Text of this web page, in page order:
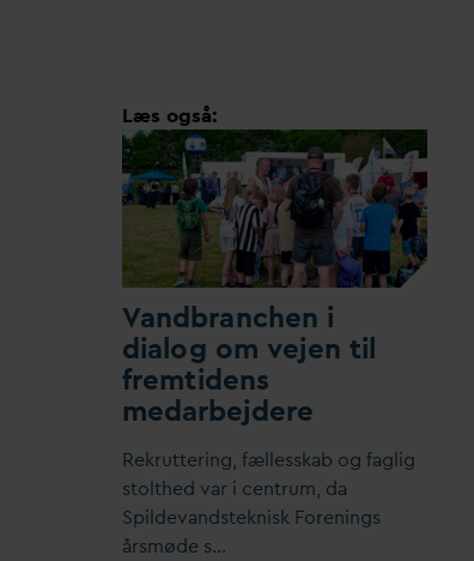
Læs også:
Vandbranchen i
dialog om vejen til
fremtidens
medarbejdere
Rekruttering, fællesskab og faglig
stolthed var i centrum, da
Spildevandsteknisk Forenings
årsmøde s…